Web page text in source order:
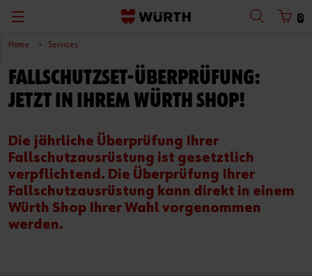
0
Home Services
FALLSCHUTZSET-ÜBERPRÜFUNG:
JETZT IN IHREM WÜRTH SHOP!
Die jährliche Überprüfung Ihrer
Fallschutzausrüstung ist gesetztlich
verpflichtend. Die Überprüfung Ihrer
Fallschutzausrüstung kann direkt in einem
Würth Shop Ihrer Wahl vorgenommen
werden.